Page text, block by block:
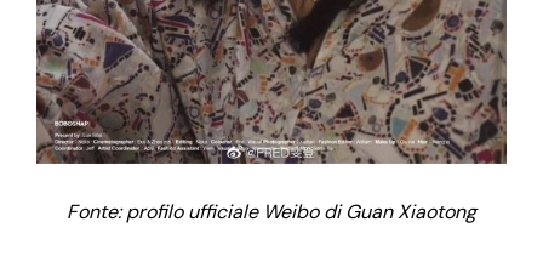
Fonte: profilo ufficiale Weibo di Guan Xiaotong